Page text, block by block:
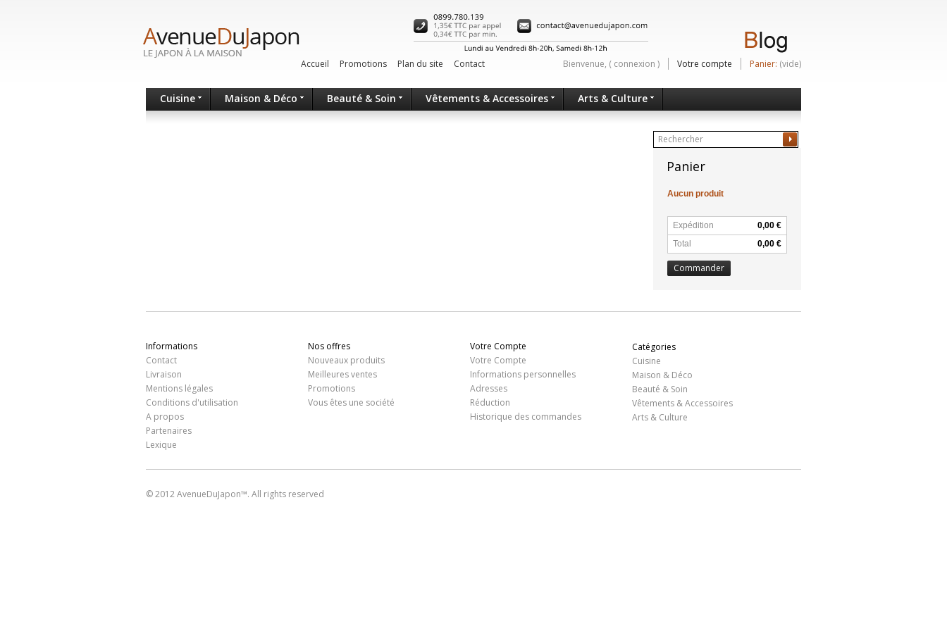
Bienvenue, ( connexion ) Votre compte Panier: (vide)
Accueil Promotions Plan du site Contact
Cuisine Maison & Déco Beauté & Soin Vêtements & Accessoires Arts & Culture
Panier
Aucun produit
Expédition
0,00 €
Total
0,00 €
Commander
Catégories
Cuisine
Maison & Déco
Beauté & Soin
Vêtements & Accessoires
Arts & Culture
Informations
Contact
Livraison
Mentions légales
Conditions d'utilisation
A propos
Partenaires
Lexique
Nos offres
Nouveaux produits
Meilleures ventes
Promotions
Vous êtes une société
Votre Compte
Votre Compte
Informations personnelles
Adresses
Réduction
Historique des commandes
© 2012 AvenueDuJapon™. All rights reserved